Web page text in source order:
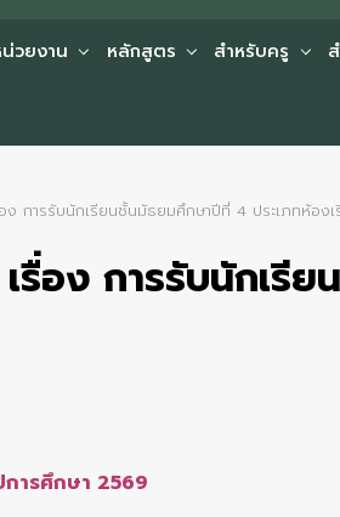
วยงาน หลักสูตร สำหรับครู
อง การรับนักเรียนชั้นมัธยมศึกษาปีที่ 4 ประเภทห้อ
รื่อง การรับนักเ
ารศึกษา 2569